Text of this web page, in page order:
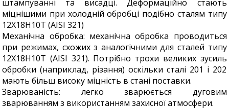
штампуванні та висадці. Деформаційно стають
міцнішими при холодній обробці подібно сталям типу
12Х18Н10Т (AISI 321)
Механічна обробка: механічна обробка проводиться
при режимах, схожих з аналогічними для сталей типу
12Х18Н10Т (AISI 321). Потрібно трохи великих зусиль
обробки (наприклад, різання) оскільки сталі 201 і 202
мають більш високу міцність в стані поставки.
Зварюваність: легко зварюється дуговим
зварюванням з використанням захисної атмосфери.